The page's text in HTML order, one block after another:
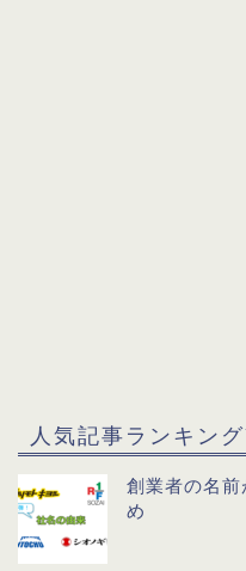
人気記事ランキン
創業者の名
め